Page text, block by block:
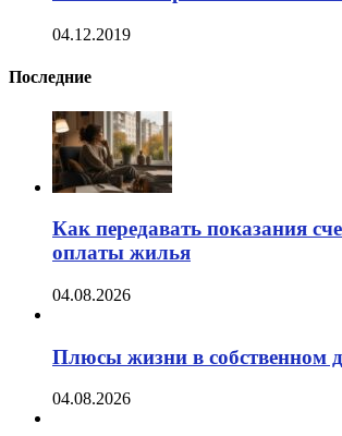
04.12.2019
Последние
Как передавать показания
оплаты жилья
04.08.2026
Плюсы жизни в собственном
04.08.2026